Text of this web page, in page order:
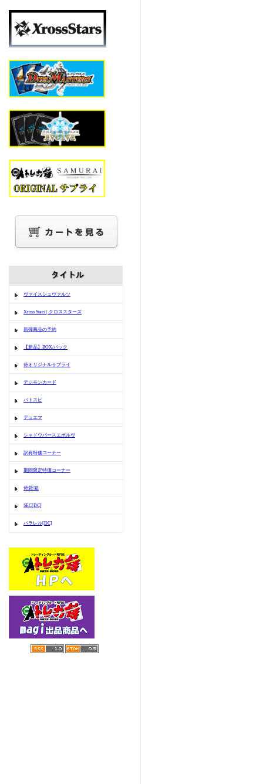
ヴァイスシュヴァルツ
Xross Stars | クロススターズ
新弾商品の予約
【新品】BOX/パック
侍オリジナルサプライ
デジモンカード
バトスピ
デュエマ
シャドウバースエボルヴ
訳有特価コーナー
期間限定特価コーナー
侍袋/箱
SEC[DC]
パラレル[DC]